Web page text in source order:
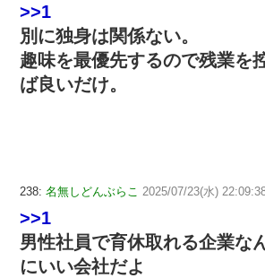
>>1
別に独身は関係ない。
趣味を最優先するので残業を
ば良いだけ。
238: 名無しどんぶらこ 2025/07/23(水)
>>1
男性社員で育休取れる企業な
にいい会社だよ